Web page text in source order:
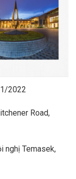
2022
Road,
nghị Temasek,